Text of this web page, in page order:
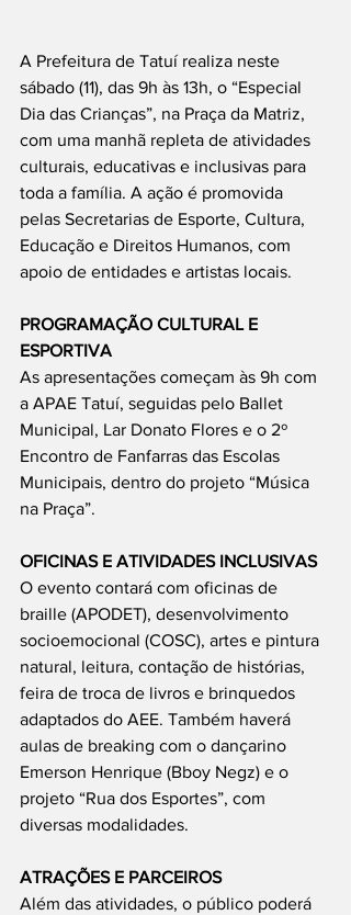
A Prefeitura de Tatuí realiza neste
sábado (11), das 9h às 13h, o “Especial
Dia das Crianças”, na Praça da Matriz,
com uma manhã repleta de atividades
culturais, educativas e inclusivas para
toda a família. A ação é promovida
pelas Secretarias de Esporte, Cultura,
Educação e Direitos Humanos, com
apoio de entidades e artistas locais.
PROGRAMAÇÃO CULTURAL E
ESPORTIVA
As apresentações começam às 9h com
a APAE Tatuí, seguidas pelo Ballet
Municipal, Lar Donato Flores e o 2º
Encontro de Fanfarras das Escolas
Municipais, dentro do projeto “Música
na Praça”.
OFICINAS E ATIVIDADES INCLUSIVAS
O evento contará com oficinas de
braille (APODET), desenvolvimento
socioemocional (COSC), artes e pintura
natural, leitura, contação de histórias,
feira de troca de livros e brinquedos
adaptados do AEE. Também haverá
aulas de breaking com o dançarino
Emerson Henrique (Bboy Negz) e o
projeto “Rua dos Esportes”, com
diversas modalidades.
ATRAÇÕES E PARCEIROS
Além das atividades, o público poderá